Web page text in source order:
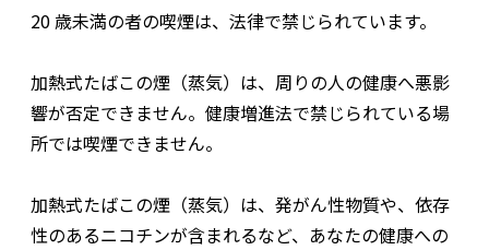
20 歳未満の者の喫煙は、法律で禁じられています。
加熱式たばこの煙（蒸気）は、周りの人の健康へ悪影
響が否定できません。健康増進法で禁じられている場
所では喫煙できません。
加熱式たばこの煙（蒸気）は、発がん性物質や、依存
性のあるニコチンが含まれるなど、あなたの健康への